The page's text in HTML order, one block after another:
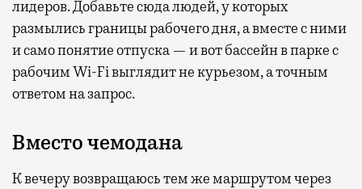
лидеров. Добавьте сюда людей, у которых
размылись границы рабочего дня, а вместе с ними
и само понятие отпуска — и вот бассейн в парке с
рабочим Wi-Fi выглядит не курьезом, а точным
ответом на запрос.
Вместо чемодана
К вечеру возвращаюсь тем же маршрутом через